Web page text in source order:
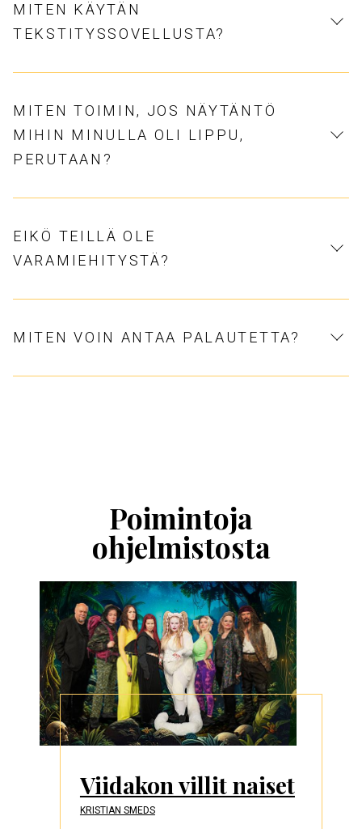
MITEN KÄYTÄN
TEKSTITYSSOVELLUSTA?
MITEN TOIMIN, JOS NÄYTÄNTÖ
MIHIN MINULLA OLI LIPPU,
PERUTAAN?
EIKÖ TEILLÄ OLE
VARAMIEHITYSTÄ?
MITEN VOIN ANTAA PALAUTETTA?
Poimintoja
ohjelmistosta
Viidakon villit naiset
KRISTIAN SMEDS